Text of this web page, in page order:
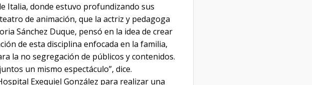
Italia, donde estuvo profundizando sus
de animación, que la actriz y pedagoga
Sánchez Duque, pensó en la idea de crear
de esta disciplina enfocada en la familia,
la no segregación de públicos y contenidos.
un mismo espectáculo”, dice.
Exequiel González para realizar una